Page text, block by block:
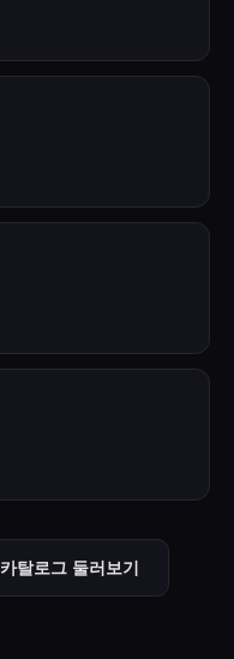
카탈로그 둘러보기